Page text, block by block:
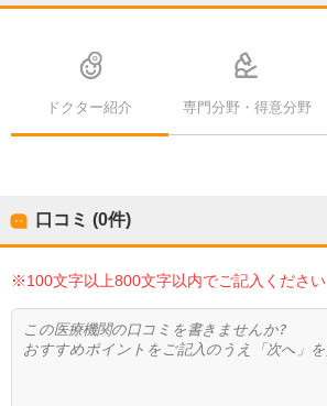
ドクター紹介 専門分野・得意分野
口コミ (0件)
※100文字以上800文字以内でご記入ください